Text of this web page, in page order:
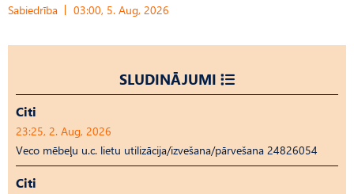
Sabiedrība 03:00, 5. Aug, 2026
SLUDINĀJUMI
Citi
23:25, 2. Aug, 2026
Veco mēbeļu u.c. lietu utilizācija/izvešana/pārvešana 24826054
Citi